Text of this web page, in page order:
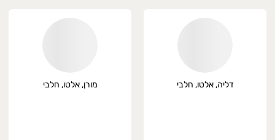
דליה, אלטו, חלבי מורן, אלטו, חלבי